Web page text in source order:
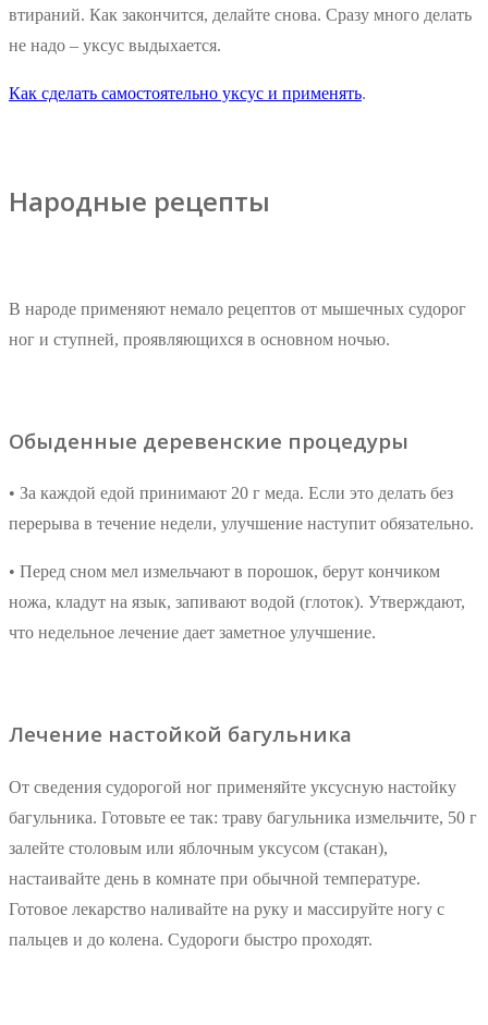
втираний. Как закончится, делайте снова. Сразу много делать
не надо – уксус выдыхается.
Как сделать самостоятельно уксус и применять.
Народные рецепты
В народе применяют немало рецептов от мышечных судорог
ног и ступней, проявляющихся в основном ночью.
Обыденные деревенские процедуры
• За каждой едой принимают 20 г меда. Если это делать без
перерыва в течение недели, улучшение наступит обязательно.
• Перед сном мел измельчают в порошок, берут кончиком
ножа, кладут на язык, запивают водой (глоток). Утверждают,
что недельное лечение дает заметное улучшение.
Лечение настойкой багульника
От сведения судорогой ног применяйте уксусную настойку
багульника. Готовьте ее так: траву багульника измельчите, 50 г
залейте столовым или яблочным уксусом (стакан),
настаивайте день в комнате при обычной температуре.
Готовое лекарство наливайте на руку и массируйте ногу с
пальцев и до колена. Судороги быстро проходят.